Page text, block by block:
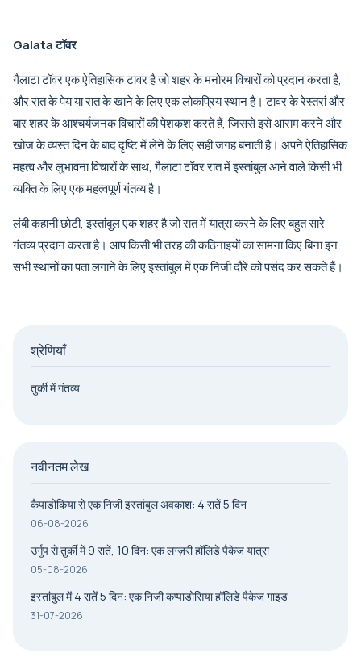
Galata टॉवर
गैलाटा टॉवर एक ऐतिहासिक टावर है जो शहर के मनोरम विचारों को प्रदान करता है,
और रात के पेय या रात के खाने के लिए एक लोकप्रिय स्थान है। टावर के रेस्तरां और
बार शहर के आश्चर्यजनक विचारों की पेशकश करते हैं, जिससे इसे आराम करने और
खोज के व्यस्त दिन के बाद दृष्टि में लेने के लिए सही जगह बनाती है। अपने ऐतिहासिक
महत्व और लुभावना विचारों के साथ, गैलाटा टॉवर रात में इस्तांबुल आने वाले किसी भी
व्यक्ति के लिए एक महत्वपूर्ण गंतव्य है।
लंबी कहानी छोटी, इस्तांबुल एक शहर है जो रात में यात्रा करने के लिए बहुत सारे
गंतव्य प्रदान करता है। आप किसी भी तरह की कठिनाइयों का सामना किए बिना इन
सभी स्थानों का पता लगाने के लिए इस्तांबुल में एक निजी दौरे को पसंद कर सकते हैं।
श्रेणियाँ
तुर्की में गंतव्य
नवीनतम लेख
कैपाडोकिया से एक निजी इस्तांबुल अवकाश: 4 रातें 5 दिन
06-08-2026
उर्गुप से तुर्की में 9 रातें, 10 दिन: एक लग्ज़री हॉलिडे पैकेज यात्रा
05-08-2026
इस्तांबुल में 4 रातें 5 दिन: एक निजी कप्पाडोसिया हॉलिडे पैकेज गाइड
31-07-2026